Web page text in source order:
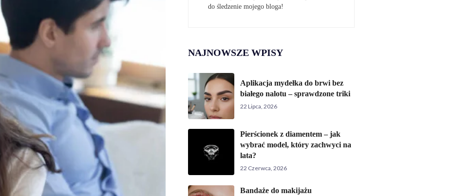
do śledzenie mojego bloga!
NAJNOWSZE WPISY
Aplikacja mydełka do brwi bez
białego nalotu – sprawdzone triki
22 Lipca, 2026
Pierścionek z diamentem – jak
wybrać model, który zachwyci na
lata?
22 Czerwca, 2026
Bandaże do makijażu